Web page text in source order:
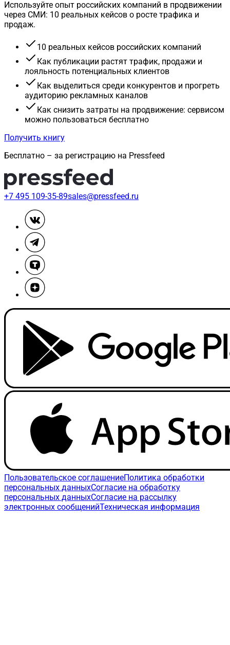
Используйте опыт российских компаний в продвижении
через СМИ: 10 реальных кейсов о росте трафика и
продаж.
10 реальных кейсов российских компаний
Как публикации растят трафик, продажи и
лояльность потенциальных клиентов
Как выделиться среди конкурентов и прогреть
аудиторию рекламных каналов
Как снизить затраты на продвижение: сервисом
можно пользоваться бесплатно
Получить книгу
Бесплатно – за регистрацию на Pressfeed
+7 495 109-35-89sales@pressfeed.ru
Пользовательское соглашениеПолитика обработки
персональных данныхСогласие на обработку
персональных данныхСогласие на рассылку
электронных сообщенийТехническая информация